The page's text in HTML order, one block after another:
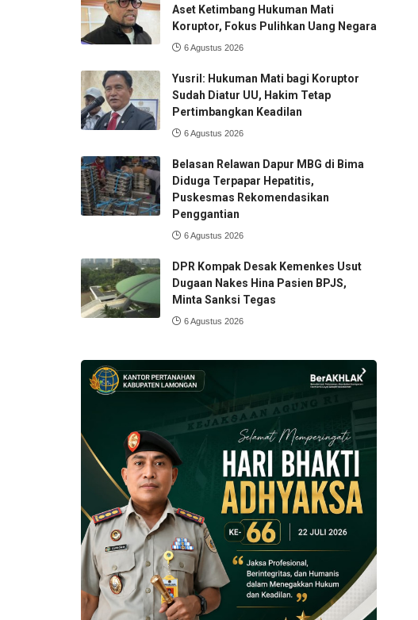
Aset Ketimbang Hukuman Mati
Koruptor, Fokus Pulihkan Uang Negara
6 Agustus 2026
Yusril: Hukuman Mati bagi Koruptor
Sudah Diatur UU, Hakim Tetap
Pertimbangkan Keadilan
6 Agustus 2026
Belasan Relawan Dapur MBG di Bima
Diduga Terpapar Hepatitis,
Puskesmas Rekomendasikan
Penggantian
6 Agustus 2026
DPR Kompak Desak Kemenkes Usut
Dugaan Nakes Hina Pasien BPJS,
Minta Sanksi Tegas
6 Agustus 2026